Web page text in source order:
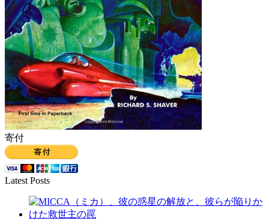
寄付
Latest Posts